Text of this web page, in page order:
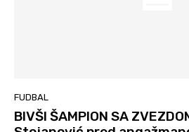
FUDBAL
BIVŠI ŠAMPION SA